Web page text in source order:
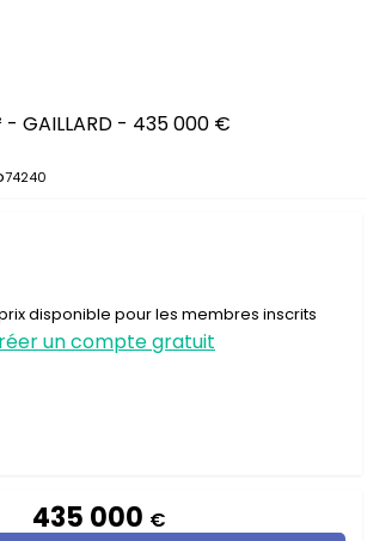
- GAILLARD - 435 000 €
74240
disponible pour les membres inscrits
un compte gratuit
435 000 €